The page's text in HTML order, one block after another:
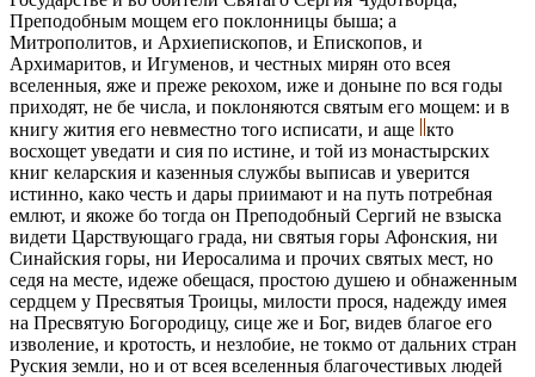
Преподобным мощем его поклонницы быша; а
Митрополитов, и Архиепископов, и Епископов, и
Архимаритов, и Игуменов, и честных мирян ото всея
вселенныя, яже и преже рекохом, иже и доныне по вся годы
приходят, не бе числа, и поклоняются святым его мощем: и в
книгу жития его невместно того исписати, и аще кто
восхощет уведати и сия по истине, и той из монастырских
книг келарския и казенныя службы выписав и уверится
истинно, како честь и дары приимают и на путь потребная
емлют, и якоже бо тогда он Преподобный Сергий не взыска
видети Царствующаго града, ни святыя горы Афонския, ни
Синайския горы, ни Иеросалима и прочих святых мест, но
седя на месте, идеже обещася, простою душею и обнаженным
сердцем у Пресвятыя Троицы, милости прося, надежду имея
на Пресвятую Богородицу, сице же и Бог, видев благое его
изволение, и кротость, и незлобие, не токмо от дальних стран
Руския земли, но и от всея вселенныя благочестивых людей